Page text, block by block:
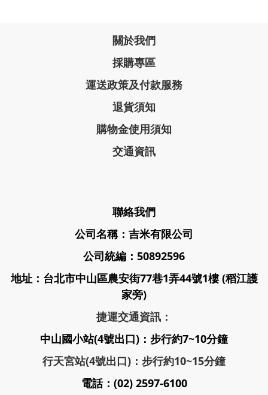
關於我們
採購專區
運送政策及付款服務
退貨須知
購物金使用須知
交通資訊
聯絡我們
公司名稱：吉米有限公司
公司統編：50892596
地址：台北市中山區農安街77巷1弄44號1樓 (稻江護
家旁)
捷運交通資訊：
中山國小站(4號出口)：步行約7~10分鐘
行天宮站(4號出口)：步行約10~15分鐘
電話：(02) 2597-6100